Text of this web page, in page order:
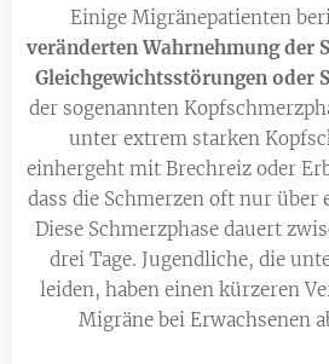
Einige Migränepatienten
veränderten Wahrnehmung der
Gleichgewichtsstörungen oder
der sogenannten
unter extrem starken
einhergeht mit Brechreiz oder
dass die Schmerzen oft nur über
Diese Schmerzphase dauert
drei Tage. Jugendliche, die
leiden, haben einen kürzeren
Migräne bei Erwachsenen